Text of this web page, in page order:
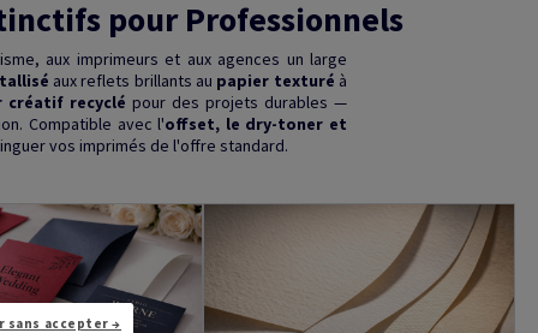
pour Professionnels
aux imprimeurs et aux agences un large
aux reflets brillants au papier texturé à
créatif recyclé pour des projets durables —
Compatible avec l'offset, le dry-toner et
vos imprimés de l'offre standard.
sans accepter →